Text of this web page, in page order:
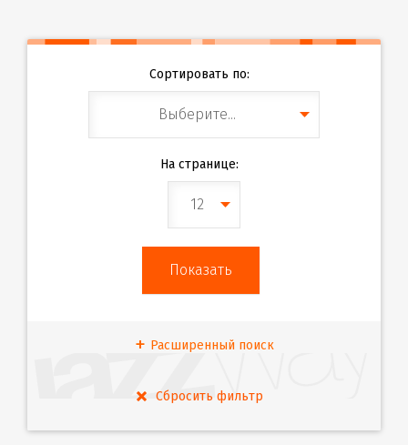
Сортировать по:
Выберите...
На странице:
12
Расширенный поиск